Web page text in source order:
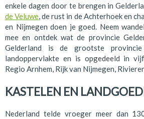
enkele dagen door te brengen in
de Veluwe, de rust in de Achterhoek en
en Nijmegen doen je goed. Neem
mee en ontdek wat de provincie
Gelderland is de grootste
landoppervlakte en is opgedeeld in
Regio Arnhem, Rijk van Nijmegen,
KASTELEN EN
Nederland telde vroeger meer dan